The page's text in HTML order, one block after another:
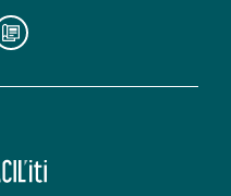
lien vers le blog la redoute